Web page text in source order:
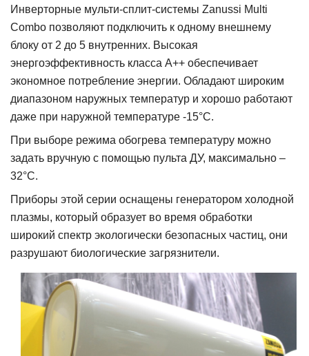
Инверторные мульти-сплит-системы Zanussi Multi
Combo позволяют подключить к одному внешнему
блоку от 2 до 5 внутренних. Высокая
энергоэффективность класса А++ обеспечивает
экономное потребление энергии. Обладают широким
диапазоном наружных температур и хорошо работают
даже при наружной температуре -15°С.
При выборе режима обогрева температуру можно
задать вручную с помощью пульта ДУ, максимально –
32°С.
Приборы этой серии оснащены генератором холодной
плазмы, который образует во время обработки
широкий спектр экологически безопасных частиц, они
разрушают биологические загрязнители.